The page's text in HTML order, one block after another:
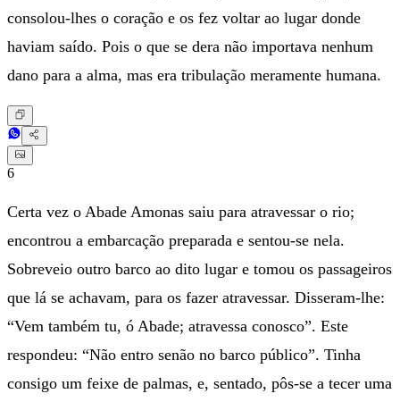
consolou-lhes o coração e os fez voltar ao lugar donde
haviam saído. Pois o que se dera não importava nenhum
dano para a alma, mas era tribulação meramente humana.
6
Certa vez o Abade Amonas saiu para atravessar o rio;
encontrou a embarcação preparada e sentou-se nela.
Sobreveio outro barco ao dito lugar e tomou os passageiros
que lá se achavam, para os fazer atravessar. Disseram-lhe:
“Vem também tu, ó Abade; atravessa conosco”. Este
respondeu: “Não entro senão no barco público”. Tinha
consigo um feixe de palmas, e, sentado, pôs-se a tecer uma